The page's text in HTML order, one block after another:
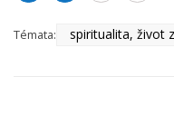
Témata: spiritualita, život